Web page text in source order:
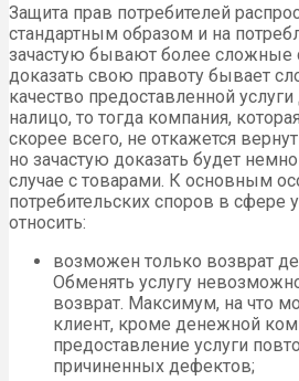
Защита прав потребителей
стандартным образом и на
зачастую бывают более сложные
доказать свою правоту бывает
качество предоставленной
налицо, то тогда компания,
скорее всего, не откажется
но зачастую доказать будет
случае с товарами. К основным
потребительских споров в сфере
относить:
возможен только возврат
Обменять услугу
возврат. Максимум, на что
клиент, кроме денежной
предоставление услуги
причиненных дефектов;